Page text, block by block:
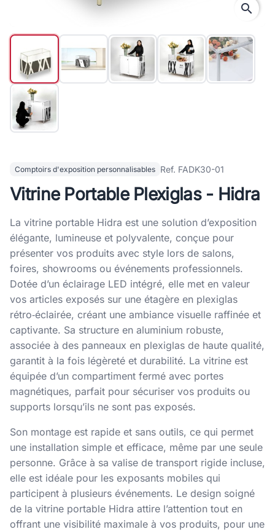
search
Comptoirs d'exposition personnalisables Ref. FADK30-01
Vitrine Portable Plexiglas - Hidra
La vitrine portable Hidra est une solution d’exposition
élégante, lumineuse et polyvalente, conçue pour
présenter vos produits avec style lors de salons,
foires, showrooms ou événements professionnels.
Dotée d’un éclairage LED intégré, elle met en valeur
vos articles exposés sur une étagère en plexiglas
rétro‑éclairée, créant une ambiance visuelle raffinée et
captivante. Sa structure en aluminium robuste,
associée à des panneaux en plexiglas de haute qualité,
garantit à la fois légèreté et durabilité. La vitrine est
équipée d’un compartiment fermé avec portes
magnétiques, parfait pour sécuriser vos produits ou
supports lorsqu’ils ne sont pas exposés.
Son montage est rapide et sans outils, ce qui permet
une installation simple et efficace, même par une seule
personne. Grâce à sa valise de transport rigide incluse,
elle est idéale pour les exposants mobiles qui
participent à plusieurs événements. Le design soigné
de la vitrine portable Hidra attire l’attention tout en
offrant une visibilité maximale à vos produits, pour une